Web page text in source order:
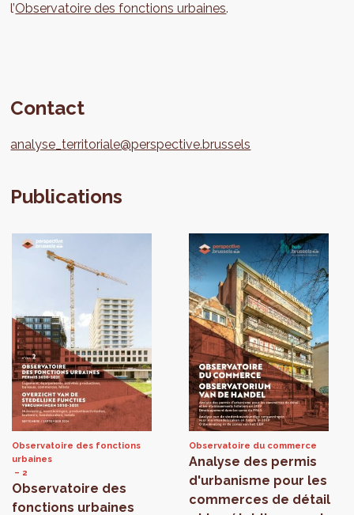
l’Observatoire des fonctions urbaines.
Contact
analyse_territoriale@perspective.brussels
Publications
Observatoire des fonctions
urbaines
2
Observatoire des
fonctions urbaines
Observatoire du commerce
Analyse des permis
d'urbanisme pour les
commerces de détail